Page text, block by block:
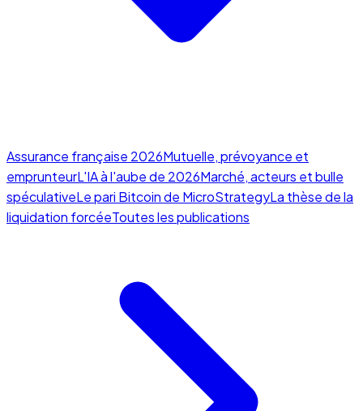
Assurance française 2026Mutuelle, prévoyance et
emprunteurL'IA à l'aube de 2026Marché, acteurs et bulle
spéculativeLe pari Bitcoin de MicroStrategyLa thèse de la
liquidation forcéeToutes les publications